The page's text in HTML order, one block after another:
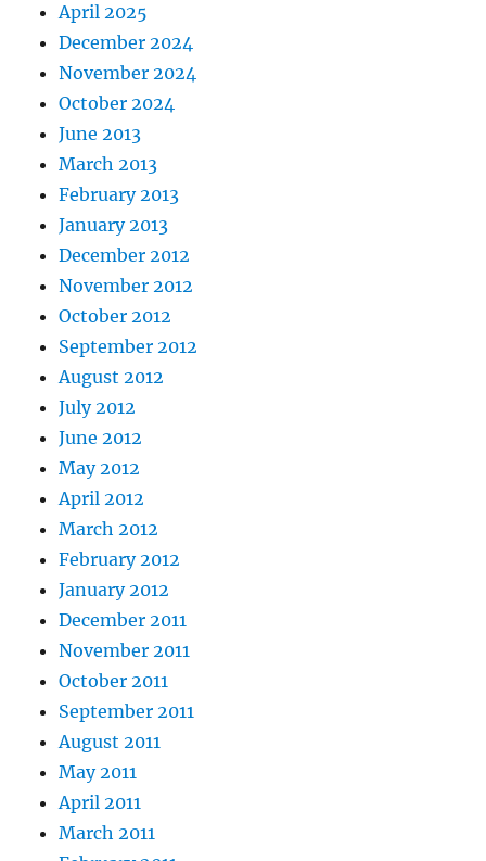
April 2025
December 2024
November 2024
October 2024
June 2013
March 2013
February 2013
January 2013
December 2012
November 2012
October 2012
September 2012
August 2012
July 2012
June 2012
May 2012
April 2012
March 2012
February 2012
January 2012
December 2011
November 2011
October 2011
September 2011
August 2011
May 2011
April 2011
March 2011